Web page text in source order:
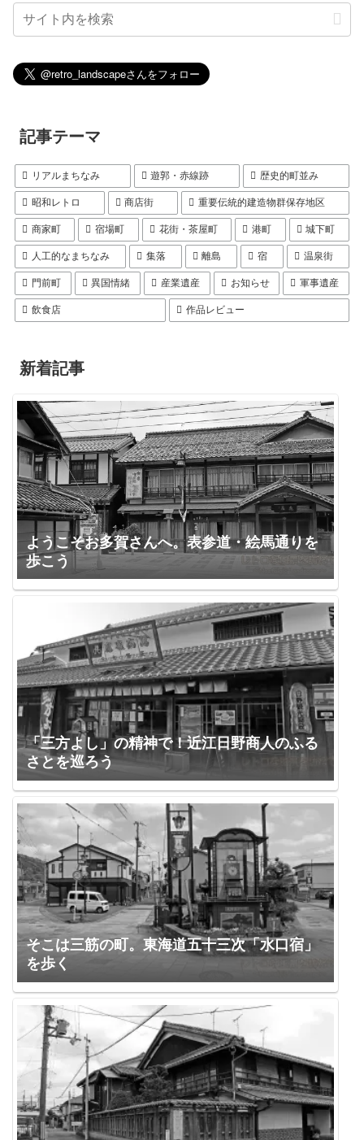
記事テーマ
リアルまちなみ 遊郭・赤線跡 歴史的町並み
昭和レトロ 商店街 重要伝統的建造物群保存地区
商家町 宿場町 花街・茶屋町 港町 城下町
人工的なまちなみ 集落 離島 宿 温泉街
門前町 異国情緒 産業遺産 お知らせ 軍事遺産
飲食店 作品レビュー
新着記事
ようこそお多賀さんへ。表参道・絵馬通りを
歩こう
「三方よし」の精神で！近江日野商人のふる
さとを巡ろう
そこは三筋の町。東海道五十三次「水口宿」
を歩く